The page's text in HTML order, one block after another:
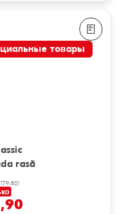
товары
rasă